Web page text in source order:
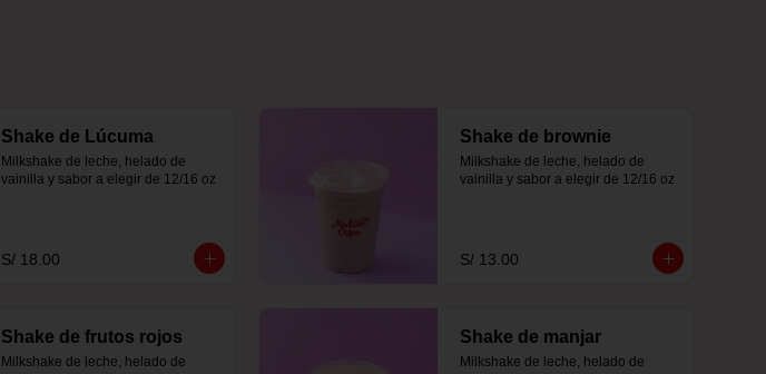
Shake de Lúcuma
Milkshake de leche, helado de
vainilla y sabor a elegir de 12/16 oz
S/ 18.00
Shake de brownie
Milkshake de leche, helado de
vainilla y sabor a elegir de 12/16 oz
S/ 13.00
Shake de frutos rojos
Milkshake de leche, helado de
Shake de manjar
Milkshake de leche, helado de